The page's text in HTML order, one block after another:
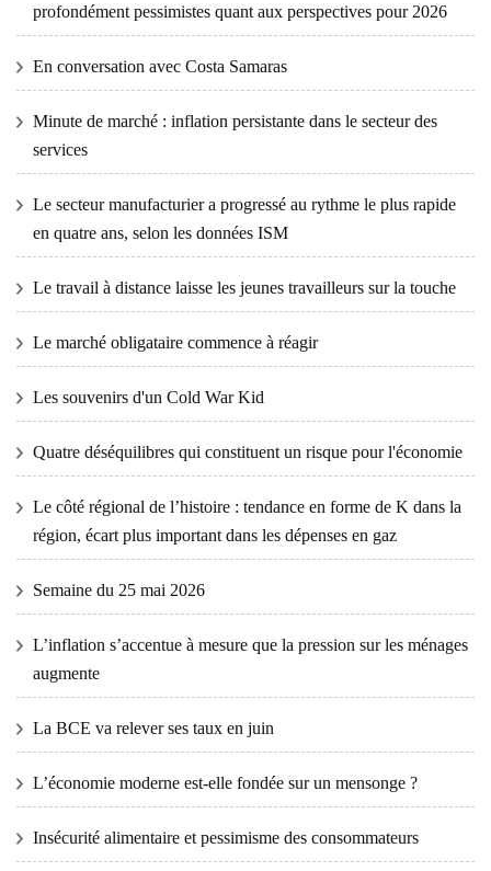
profondément pessimistes quant aux perspectives pour 2026
En conversation avec Costa Samaras
Minute de marché : inflation persistante dans le secteur des
services
Le secteur manufacturier a progressé au rythme le plus rapide
en quatre ans, selon les données ISM
Le travail à distance laisse les jeunes travailleurs sur la touche
Le marché obligataire commence à réagir
Les souvenirs d'un Cold War Kid
Quatre déséquilibres qui constituent un risque pour l'économie
Le côté régional de l’histoire : tendance en forme de K dans la
région, écart plus important dans les dépenses en gaz
Semaine du 25 mai 2026
L’inflation s’accentue à mesure que la pression sur les ménages
augmente
La BCE va relever ses taux en juin
L’économie moderne est-elle fondée sur un mensonge ?
Insécurité alimentaire et pessimisme des consommateurs